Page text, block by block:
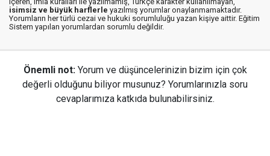
isimsiz ve büyük harflerle yazılmış yorumlar onaylanmamaktadır.
Yorumların her türlü cezai ve hukuki sorumluluğu yazan kişiye aittir. Eğitim
Sistem yapılan yorumlardan sorumlu değildir.
Önemli not: Yorum ve düşüncelerinizin bizim için çok
değerli olduğunu biliyor musunuz? Yorumlarınızla soru
cevaplarımıza katkıda bulunabilirsiniz.